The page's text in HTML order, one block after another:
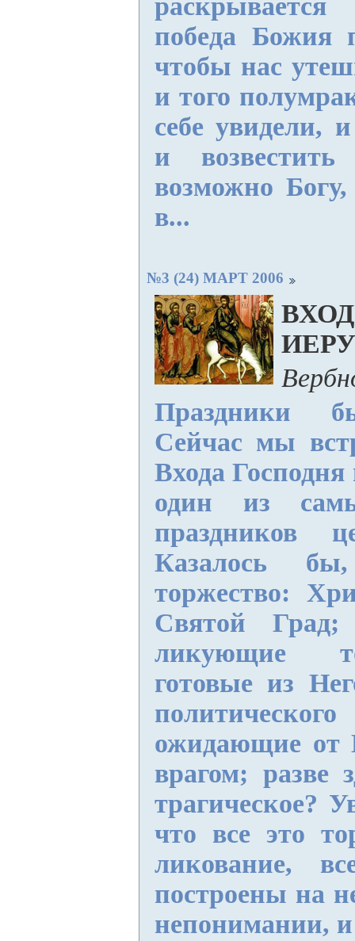
победа Божия
чтобы нас
и того
себе увидели,
и
возможно
в...
№3 (24) МАРТ 2006
Праздники
Сейчас мы
Входа
один из
праздников
Казалось
торжество:
Святой Град;
ликующие
готовые из
ожидающие от
врагом; разве
трагическое?
что все это
ликование,
построены на
непонимании,